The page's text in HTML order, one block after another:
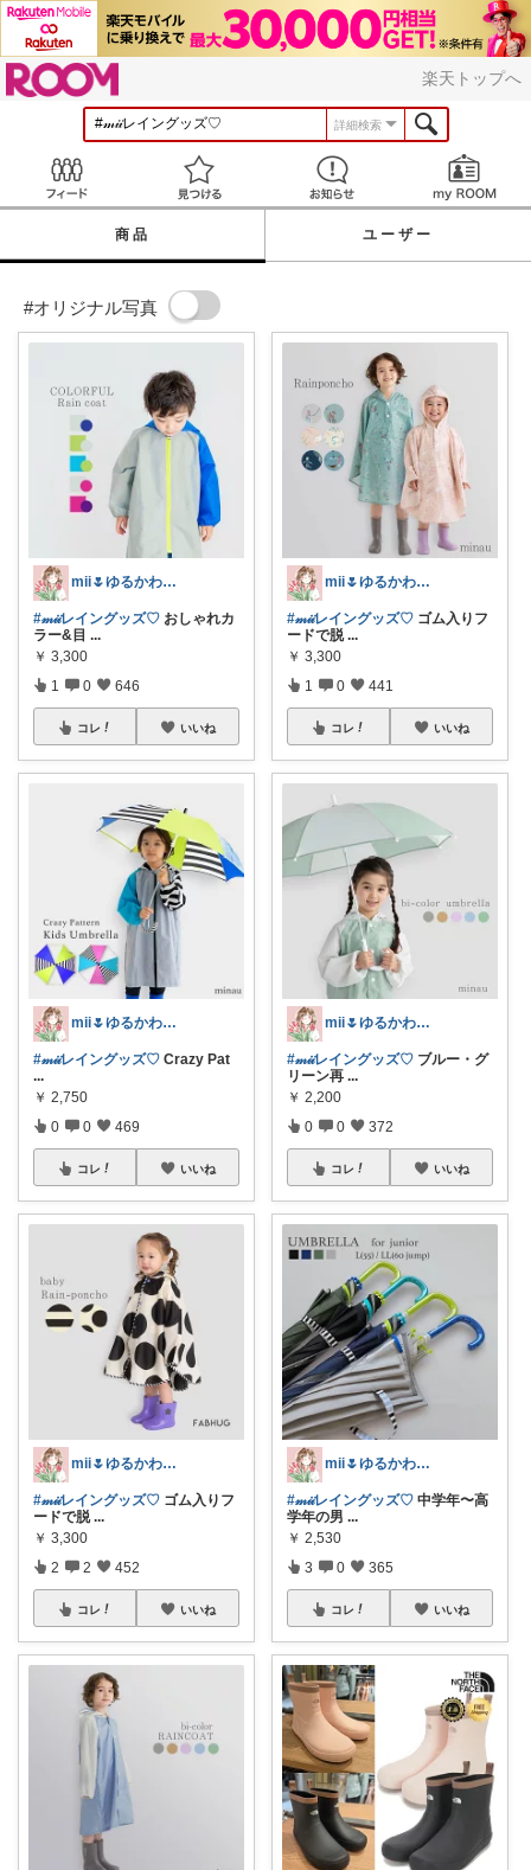
楽天トップへ
詳細検索
見つける お知らせ
商品 ユーザー
#オリジナル写真
mii🌷ゆるかわアイテム探し🔍🫧
#𝓂𝒾𝒾レイングッズ♡ おしゃれカ
ラー&目 ...
￥ 3,300
1 0 646
コレ いいね
mii🌷ゆるかわアイテム探し🔍🫧
#𝓂𝒾𝒾レイングッズ♡ Crazy Pat
...
￥ 2,750
0 0 469
コレ いいね
mii🌷ゆるかわアイテム探し🔍🫧
#𝓂𝒾𝒾レイングッズ♡ ゴム入りフ
ードで脱 ...
￥ 3,300
2 2 452
コレ いいね
mii🌷ゆるかわアイテム探し🔍🫧
#𝓂𝒾𝒾レイングッズ♡ ゴム入りフ
ードで脱 ...
￥ 3,300
1 0 441
コレ いいね
mii🌷ゆるかわアイテム探し🔍🫧
#𝓂𝒾𝒾レイングッズ♡ ブルー・グ
リーン再 ...
￥ 2,200
0 0 372
コレ いいね
mii🌷ゆるかわアイテム探し🔍🫧
#𝓂𝒾𝒾レイングッズ♡ 中学年〜高
学年の男 ...
￥ 2,530
3 0 365
コレ いいね